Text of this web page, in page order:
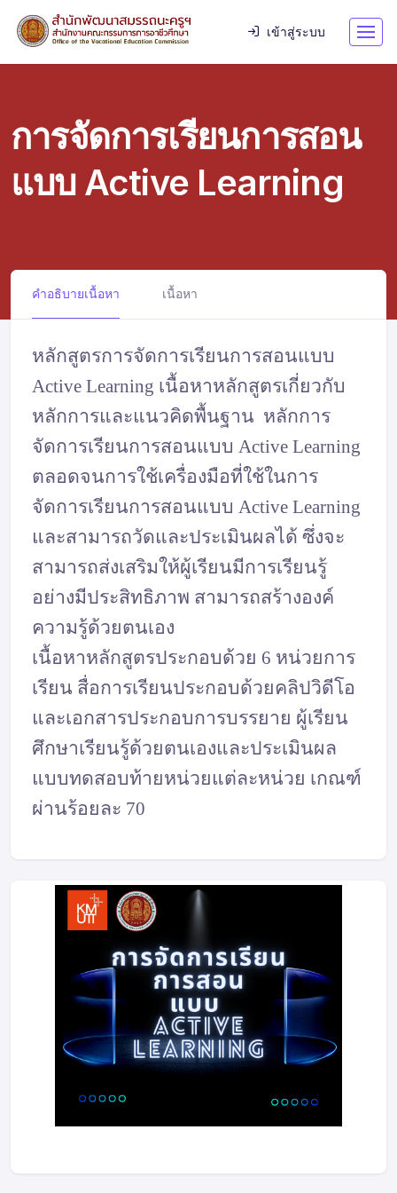
เข้าสู่ระบบ
การจัดการเรียนการสอน
แบบ Active Learning
คำอธิบายเนื้อหา เนื้อหา
หลักสูตรการจัดการเรียนการสอนแบบ
Active Learning เนื้อหาหลักสูตรเกี่ยวกับ
หลักการและแนวคิดพื้นฐาน หลักการ
จัดการเรียนการสอนแบบ Active Learning
ตลอดจนการใช้เครื่องมือที่ใช้ในการ
จัดการเรียนการสอนแบบ Active Learning
และสามารถวัดและประเมินผลได้ ซึ่งจะ
สามารถส่งเสริมให้ผู้เรียนมีการเรียนรู้
อย่างมีประสิทธิภาพ สามารถสร้างองค์
ความรู้ด้วยตนเอง
เนื้อหาหลักสูตรประกอบด้วย 6 หน่วยการ
เรียน สื่อการเรียนประกอบด้วยคลิปวิดีโอ
และเอกสารประกอบการบรรยาย ผู้เรียน
ศึกษาเรียนรู้ด้วยตนเองและประเมินผล
แบบทดสอบท้ายหน่วยแต่ละหน่วย เกณฑ์
ผ่านร้อยละ 70